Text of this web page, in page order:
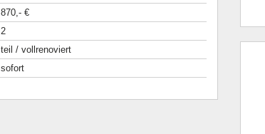
870,- €
2
teil / vollrenoviert
sofort